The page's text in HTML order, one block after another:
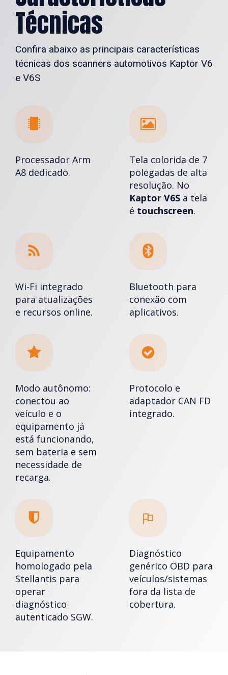
Técnicas
Confira abaixo as principais características
técnicas dos scanners automotivos Kaptor V6
e V6S
Processador Arm
A8 dedicado.
Tela colorida de 7
polegadas de alta
resolução. No
Kaptor V6S a tela
é touchscreen.
Wi-Fi integrado
para atualizações
e recursos online.
Bluetooth para
conexão com
aplicativos.
Modo autônomo:
conectou ao
veículo e o
equipamento já
está funcionando,
sem bateria e sem
necessidade de
recarga.
Protocolo e
adaptador CAN FD
integrado.
Equipamento
homologado pela
Stellantis para
operar
diagnóstico
autenticado SGW.
Diagnóstico
genérico OBD para
veículos/sistemas
fora da lista de
cobertura.